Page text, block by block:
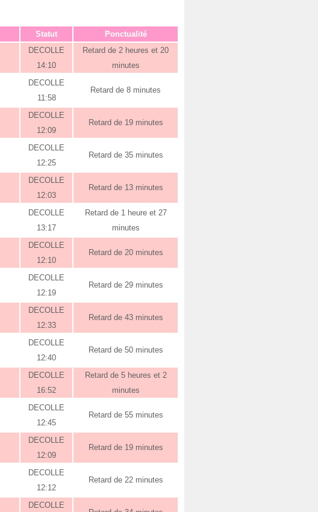
Statut Ponctualité
DECOLLE
14:10
Retard de 2 heures et 20
minutes
DECOLLE
11:58
Retard de 8 minutes
DECOLLE
12:09
Retard de 19 minutes
DECOLLE
12:25
Retard de 35 minutes
DECOLLE
12:03
Retard de 13 minutes
DECOLLE
13:17
Retard de 1 heure et 27
minutes
DECOLLE
12:10
Retard de 20 minutes
DECOLLE
12:19
Retard de 29 minutes
DECOLLE
12:33
Retard de 43 minutes
DECOLLE
12:40
Retard de 50 minutes
DECOLLE
16:52
Retard de 5 heures et 2
minutes
DECOLLE
12:45
Retard de 55 minutes
DECOLLE
12:09
Retard de 19 minutes
DECOLLE
12:12
Retard de 22 minutes
DECOLLE